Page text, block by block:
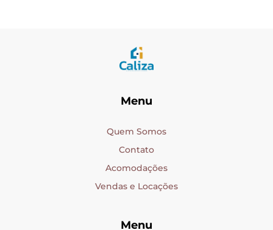
Menu
Quem Somos
Contato
Acomodações
Vendas e Locações
Menu